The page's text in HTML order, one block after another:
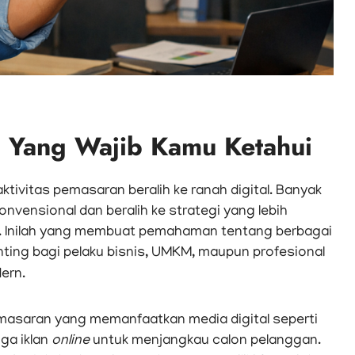
Wajib Kamu Ketahui
pemasaran beralih ke ranah digital. Banyak
dan beralih ke strategi yang lebih
yang membuat pemahaman tentang berbagai
bagi pelaku bisnis, UMKM, maupun profesional
yang memanfaatkan media digital seperti
iklan onlineuntuk menjangkau calon pelanggan.